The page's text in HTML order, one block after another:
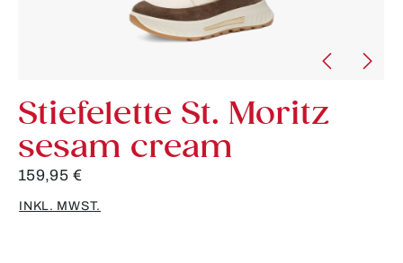
Stiefelette St. Moritz
sesam cream
159,95 €
INKL. MWST.